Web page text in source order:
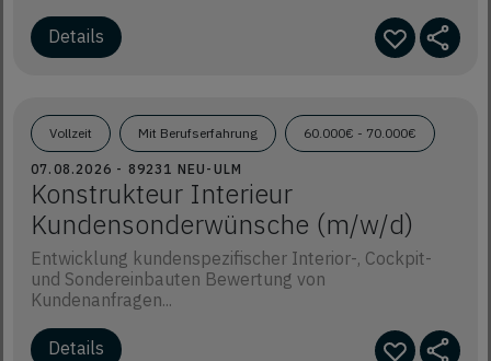
Details
Vollzeit Mit Berufserfahrung 60.000€ - 70.000€
07.08.2026 - 89231 NEU-ULM
Konstrukteur Interieur
Kundensonderwünsche (m/w/d)
Entwicklung kundenspezifischer Interior-, Cockpit-
und Sondereinbauten Bewertung von
Kundenanfragen...
Details